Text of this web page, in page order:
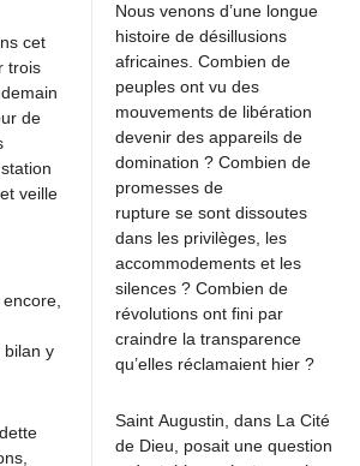
cet
trois
de
veille
bilan y
Nous venons d’une longue
histoire de désillusions
africaines. Combien de
peuples ont vu des
mouvements de libération
devenir des appareils de
domination ? Combien de
promesses de
rupture se sont dissoutes
dans les privilèges, les
accommodements et les
silences ? Combien de
révolutions ont fini par
craindre la transparence
qu’elles réclamaient hier ?
Saint Augustin, dans La Cité
de Dieu, posait une question